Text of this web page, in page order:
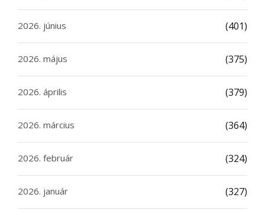
2026. június (401)
2026. május (375)
2026. április (379)
2026. március (364)
2026. február (324)
2026. január (327)